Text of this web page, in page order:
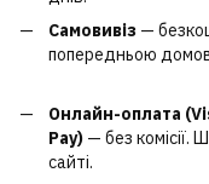
Самовивіз —
попередньою
Онлайн-оплата
Pay) — без комісії.
сайті.